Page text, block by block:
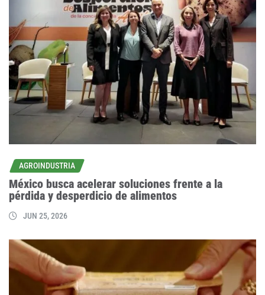
AGROINDUSTRIA
México busca acelerar soluciones frente a la
pérdida y desperdicio de alimentos
JUN 25, 2026